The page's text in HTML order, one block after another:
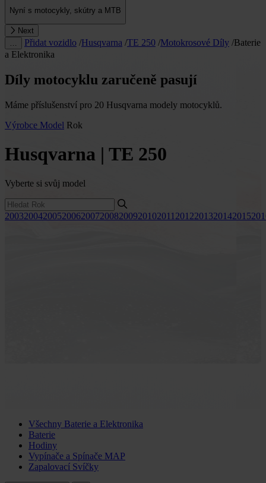
Nyní s motocykly, skútry a MTB
Next
Přidat vozidlo /Husqvarna /TE 250 /Motokrosové Díly /Baterie
a Elektronika
Díly motocyklu zaručeně pasují
Máme příslušenství pro 20 Husqvarna modely motocyklů.
Výrobce Model Rok
Husqvarna | TE 250
Vyberte si svůj model
200320042005200620072008200920102011 2012201320142015
Všechny Baterie a Elektronika
Baterie
Hodiny
Vypínače a Spínače MAP
Zapalovací Svíčky